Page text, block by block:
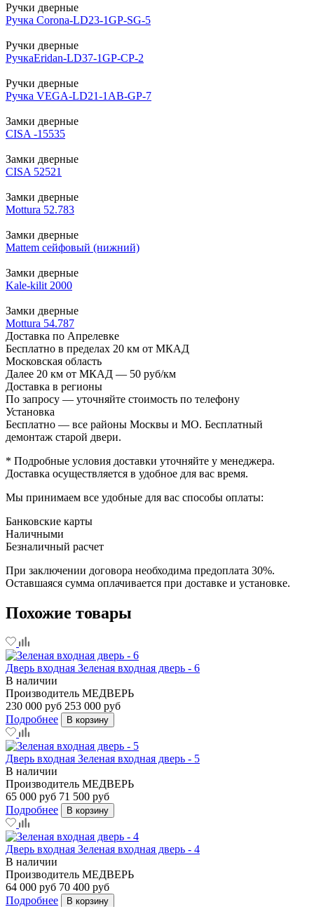
Ручки дверные
Ручка Corona-LD23-1GP-SG-5
Ручки дверные
РучкаEridan-LD37-1GP-CP-2
Ручки дверные
Ручка VEGA-LD21-1AB-GP-7
Замки дверные
CISA -15535
Замки дверные
CISA 52521
Замки дверные
Mottura 52.783
Замки дверные
Mattem сейфовый (нижний)
Замки дверные
Kale-kilit 2000
Замки дверные
Mottura 54.787
Доставка по Апрелевке
Бесплатно в пределах 20 км от МКАД
Московская область
Далее 20 км от МКАД — 50 руб/км
Доставка в регионы
По запросу — уточняйте стоимость по телефону
Установка
Бесплатно — все районы Москвы и МО. Бесплатный
демонтаж старой двери.
* Подробные условия доставки уточняйте у менеджера.
Доставка осуществляется в удобное для вас время.
Мы принимаем все удобные для вас способы оплаты:
Банковские карты
Наличными
Безналичный расчет
При заключении договора необходима предоплата 30%.
Оставшаяся сумма оплачивается при доставке и установке.
Похожие товары
Дверь входная Зеленая входная дверь - 6
В наличии
Производитель МЕДВЕРЬ
230 000 руб 253 000 руб
Подробнее
В корзину
Дверь входная Зеленая входная дверь - 5
В наличии
Производитель МЕДВЕРЬ
65 000 руб 71 500 руб
Подробнее
В корзину
Дверь входная Зеленая входная дверь - 4
В наличии
Производитель МЕДВЕРЬ
64 000 руб 70 400 руб
Подробнее
В корзину